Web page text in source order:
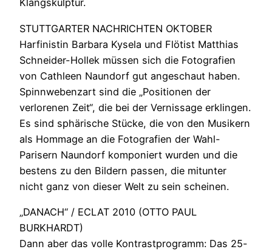
Klangskulptur.
STUTTGARTER NACHRICHTEN OKTOBER
Harfinistin Barbara Kysela und Flötist Matthias
Schneider-Hollek müssen sich die Fotografien
von Cathleen Naundorf gut angeschaut haben.
Spinnwebenzart sind die „Positionen der
verlorenen Zeit“, die bei der Vernissage erklingen.
Es sind sphärische Stücke, die von den Musikern
als Hommage an die Fotografien der Wahl-
Parisern Naundorf komponiert wurden und die
bestens zu den Bildern passen, die mitunter
nicht ganz von dieser Welt zu sein scheinen.
„DANACH“ / ECLAT 2010 (OTTO PAUL
BURKHARDT)
Dann aber das volle Kontrastprogramm: Das 25-